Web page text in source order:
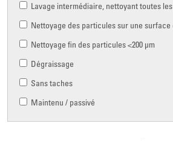
Lavage intermédiaire, nettoyant toutes
Nettoyage des particules sur une surface
Nettoyage fin des particules <200 µm
Dégraissage
Sans taches
Maintenu / passivé